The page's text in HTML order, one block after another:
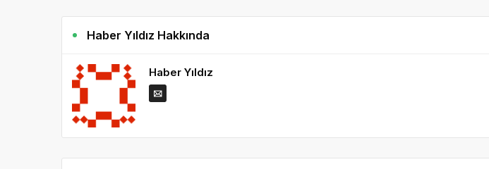
Haber Yıldız Hakkında
Haber Yıldız